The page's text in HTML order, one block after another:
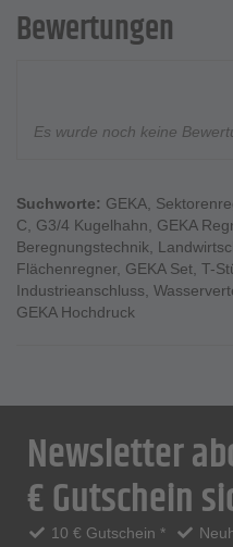
Bewertungen
Es wurde noch keine
Suchworte: GEKA,
C, G3/4 Kugelhahn, GEKA
Beregnungstechnik,
Flächenregner, GEKA Set, T-
Industrieanschluss,
GEKA Hochdruck
Newsletter
€ Gutschein
10 € Gutschein *